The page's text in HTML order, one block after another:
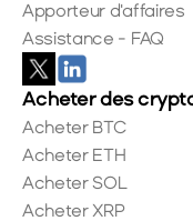
Apporteur d'affaires
Assistance - FAQ
Acheter des
Acheter BTC
Acheter ETH
Acheter SOL
Acheter XRP